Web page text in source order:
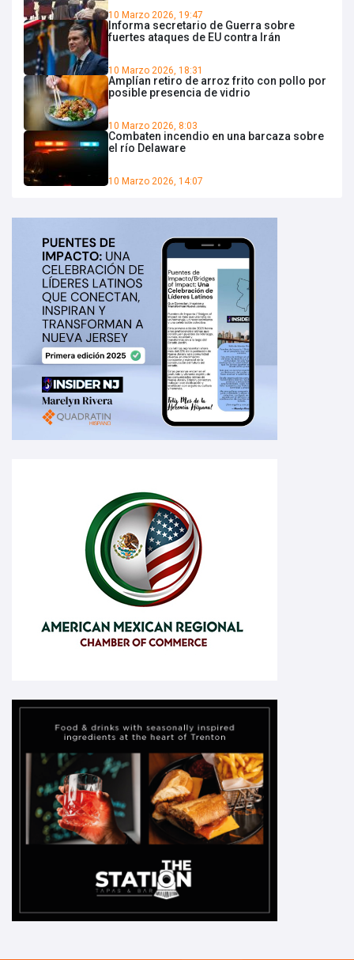
10 Marzo 2026, 19:47
Informa secretario de Guerra sobre
fuertes ataques de EU contra Irán
10 Marzo 2026, 18:31
Amplían retiro de arroz frito con pollo por
posible presencia de vidrio
10 Marzo 2026, 8:03
Combaten incendio en una barcaza sobre
el río Delaware
10 Marzo 2026, 14:07